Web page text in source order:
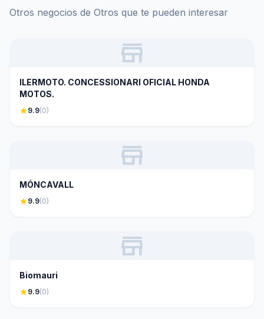
Otros negocios de Otros que te pueden interesar
store
ILERMOTO. CONCESSIONARI OFICIAL HONDA
MOTOS.
star9.9(0)
store
MÓNCAVALL
star9.9(0)
store
Biomauri
star9.9(0)